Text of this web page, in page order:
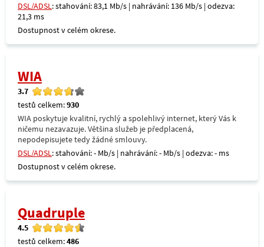
DSL/ADSL: stahování: 83,1 Mb/s | nahrávání: 136 Mb/s | odezva:
21,3 ms
Dostupnost v celém okrese.
WIA
3.7
testů celkem:930
WIA poskytuje kvalitní, rychlý a spolehlivý internet, který Vás k
ničemu nezavazuje. Většina služeb je předplacená,
nepodepisujete tedy žádné smlouvy.
DSL/ADSL: stahování: - Mb/s | nahrávání: - Mb/s | odezva: - ms
Dostupnost v celém okrese.
Quadruple
4.5
testů celkem:486